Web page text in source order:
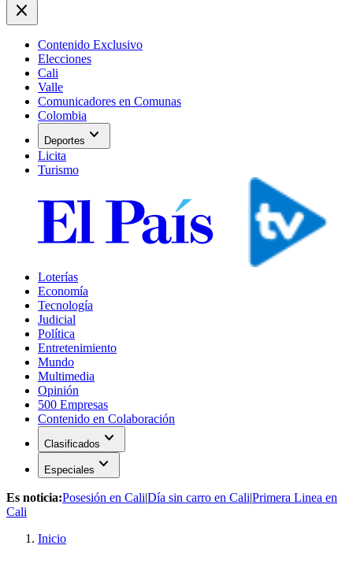
close
Contenido Exclusivo
Elecciones
Cali
Valle
Comunicadores en Comunas
Colombia
Deportes expand_more
Licita
Turismo
Loterías
Economía
Tecnología
Judicial
Política
Entretenimiento
Mundo
Multimedia
Opinión
500 Empresas
Contenido en Colaboración
Clasificados expand_more
Especiales expand_more
Es noticia:Posesión en Cali|Día sin carro en Cali|Primera Linea en
Cali
Inicio